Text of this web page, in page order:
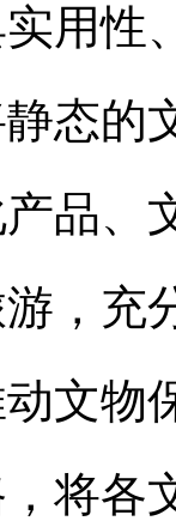
用性
态的
品、
，充
文物
将各